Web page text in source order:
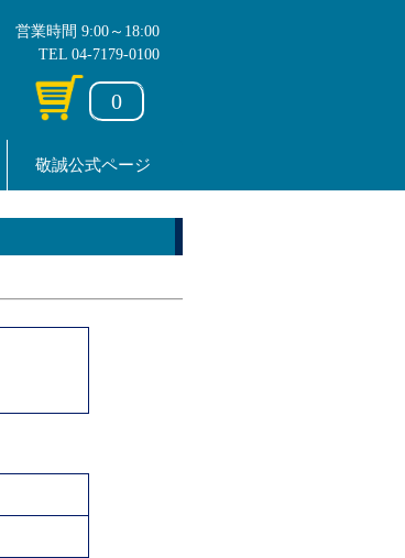
営業時間 9:00～18:00
TEL 04-7179-0100
0
敬誠公式ページ